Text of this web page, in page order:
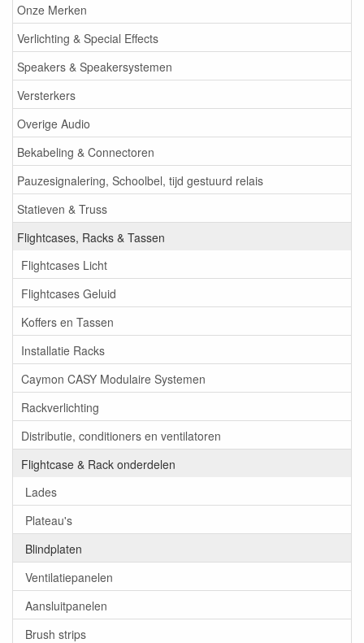
Onze Merken
Verlichting & Special Effects
Speakers & Speakersystemen
Versterkers
Overige Audio
Bekabeling & Connectoren
Pauzesignalering, Schoolbel, tijd gestuurd relais
Statieven & Truss
Flightcases, Racks & Tassen
Flightcases Licht
Flightcases Geluid
Koffers en Tassen
Installatie Racks
Caymon CASY Modulaire Systemen
Rackverlichting
Distributie, conditioners en ventilatoren
Flightcase & Rack onderdelen
Lades
Plateau's
Blindplaten
Ventilatiepanelen
Aansluitpanelen
Brush strips